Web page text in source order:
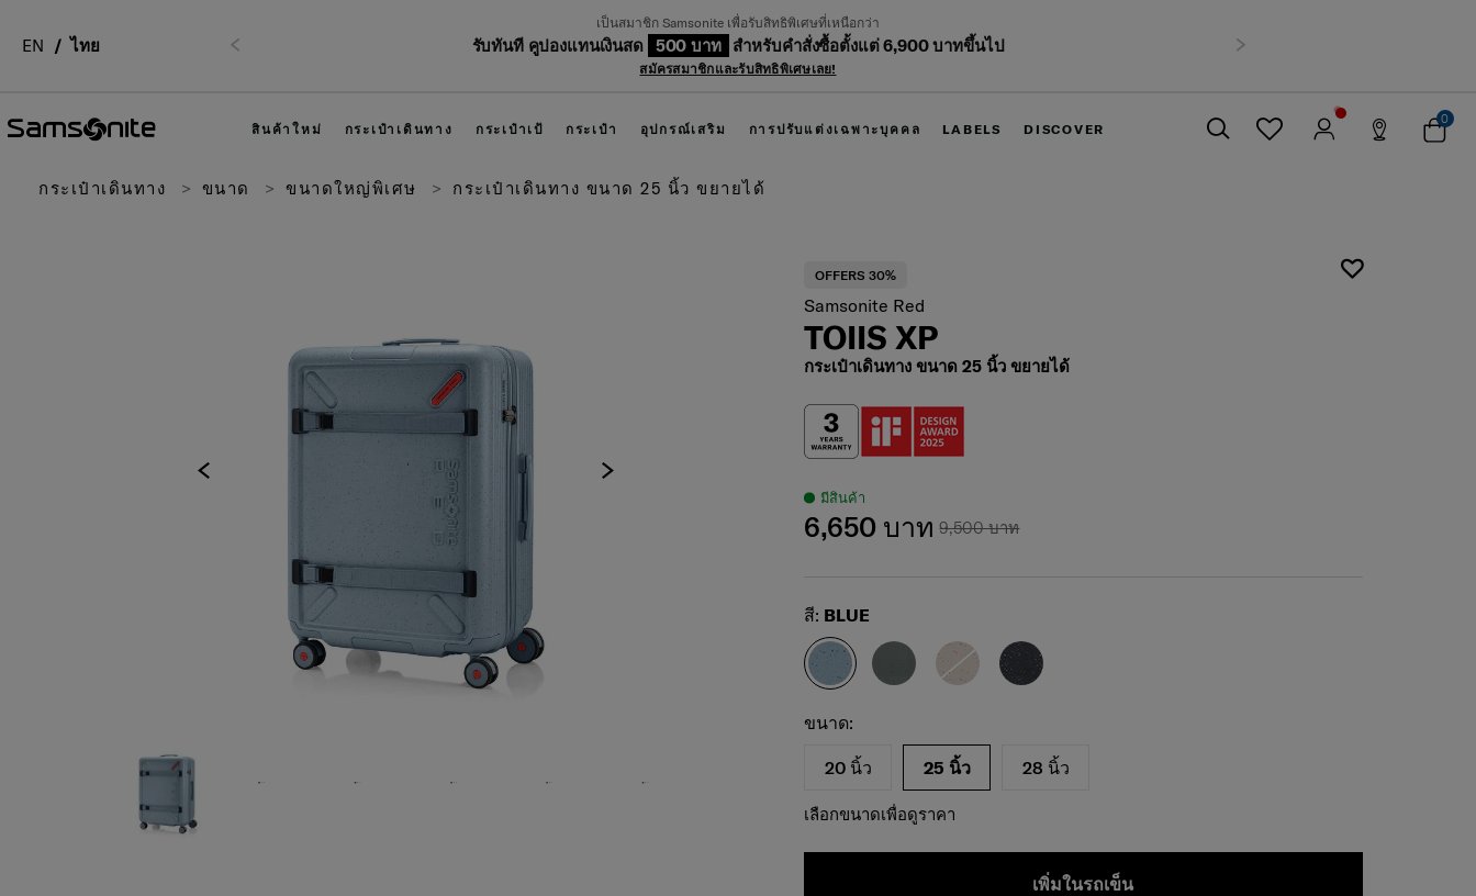
EN ไทย
เป็นสมาชิก Samsonite เพื่อรับสิทธิพิเศษที่เหนือกว่า
รับทันที คูปองแทนเงินสด 500 บาท สำหรับคำสั่งซื้อตั้งแต่ 6,900 บาทขึ้นไป
สมัครสมาชิกและรับสิทธิพิเศษเลย!
สินค้าใหม่ กระเป๋าเดินทาง กระเป๋าเป้ กระเป๋า อุปกรณ์เสริม การปรับแต่งเฉพาะบุคคล LABELS DISCOVER
0
กระเป๋าเดินทาง ขนาด ขนาดใหญ่พิเศษ กระเป๋าเดินทาง ขนาด 25 นิ้ว ขยายได้
OFFERS 30%
Samsonite Red
TOIIS XP
กระเป๋าเดินทาง ขนาด 25 นิ้ว ขยายได้
มีสินค้า
9,500 บาท
6,650 บาท
เลือกขนาดของคุณ
Select
ขนาด:
20 นิ้ว 25 นิ้ว 28 นิ้ว
เลือกขนาดเพื่อดูราคา
Select
สี: BLUE
เพิ่มในรถเข็น